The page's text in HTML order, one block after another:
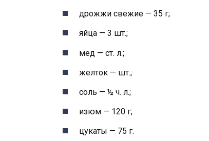
дрожжи свежие — 35 г;
яйца — 3 шт.;
мед — ст. л.;
желток — шт.;
соль — ½ ч. л.;
изюм — 120 г;
цукаты — 75 г.